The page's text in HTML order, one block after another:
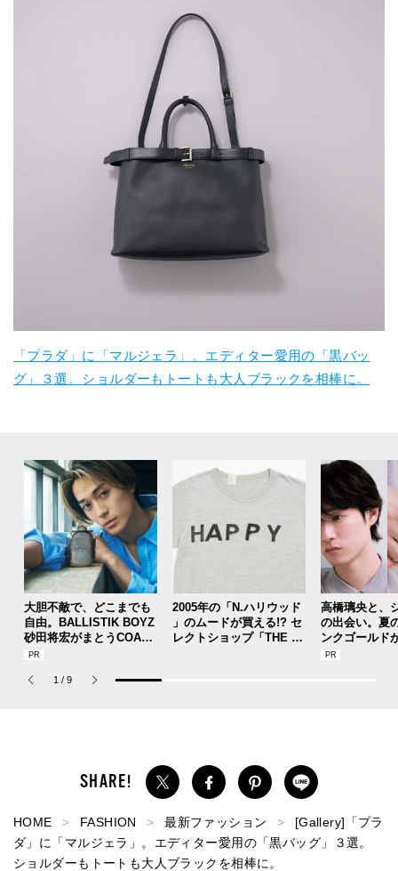
「プラダ」に「マルジェラ」。エディター愛用の「黒バッ
グ」３選。ショルダーもトートも大人ブラックを相棒に。
大胆不敵で、どこまでも
自由。BALLISTIK BOYZ
砂田将宏がまとうCOACH
の新作フレグランス「コ
パルファム」
2005年の「N.ハリウッド
」のムードが買える!? セ
レクトショップ「THE T
高橋璃央と、
の出会い。夏
ンクゴールド
SUMMER
1 / 9
HOME FASHION 最新ファッション
[Gallery]「プラ
ダ」に「マルジェラ」。エディター愛用の「黒バッグ」３選。
ショルダーもトートも大人ブラックを相棒に。